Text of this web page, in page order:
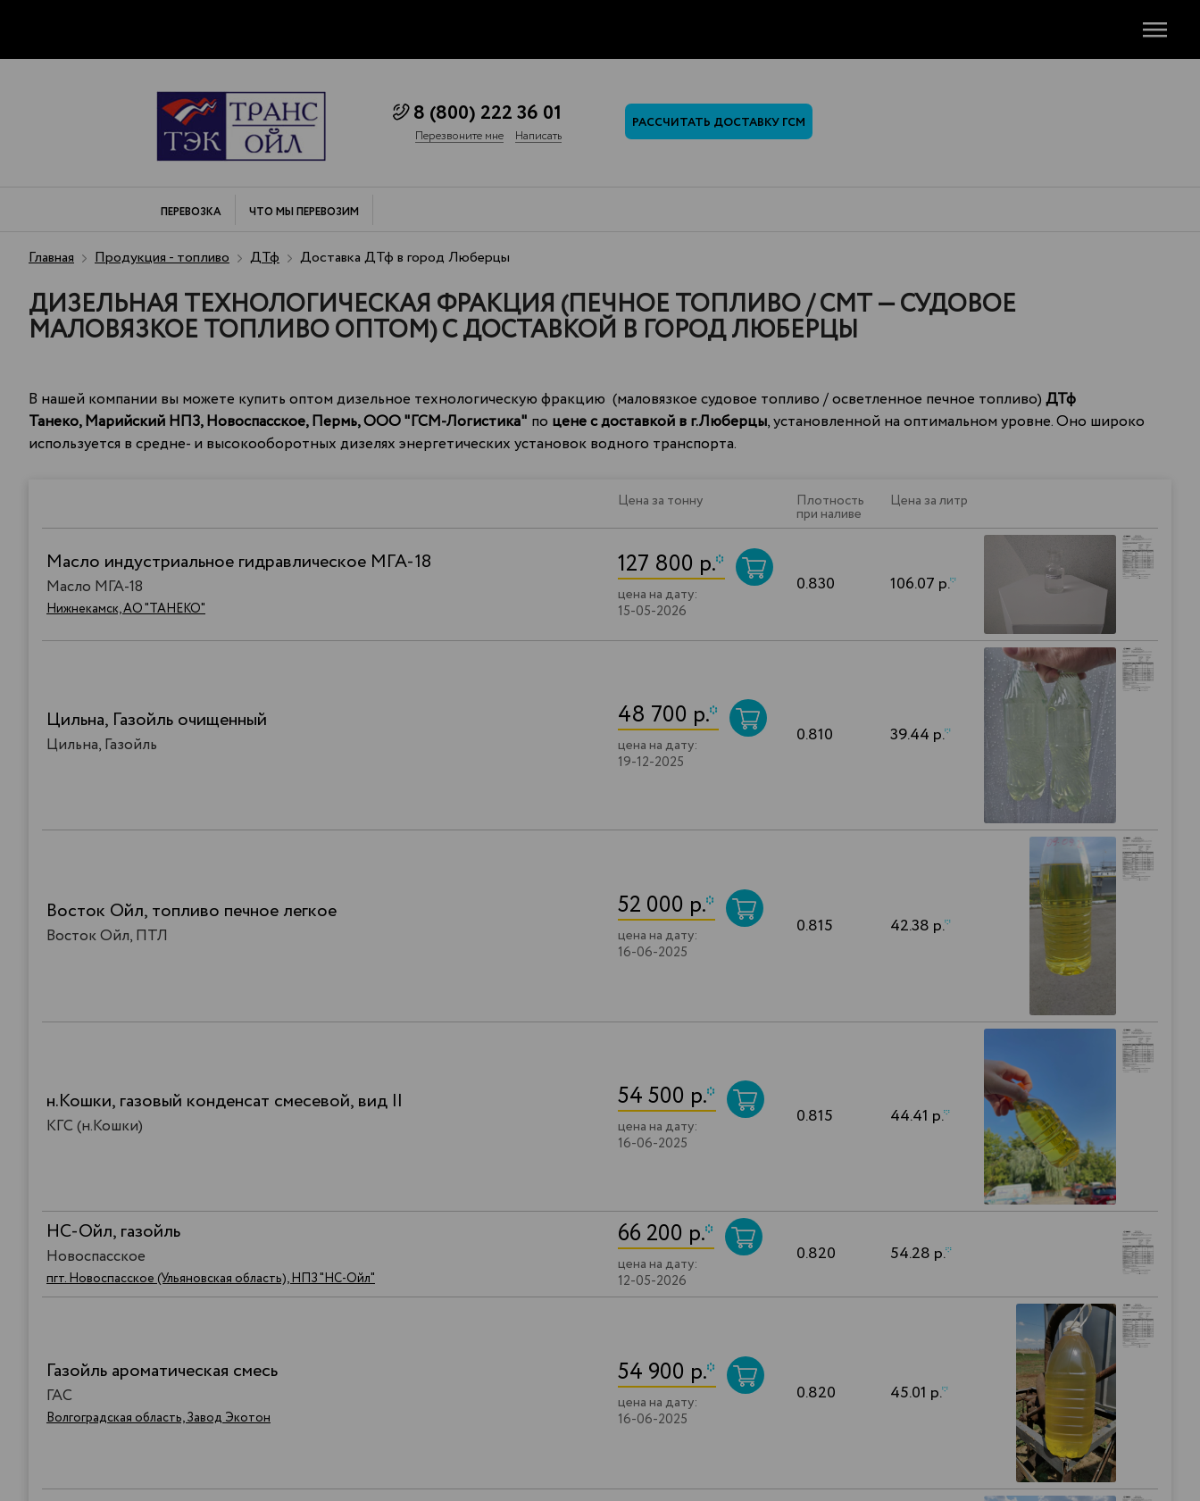
8 (800) 222 36 01
Перезвоните мне Написать
РАССЧИТАТЬ ДОСТАВКУ ГСМ
ПЕРЕВОЗКА ЧТО МЫ ПЕРЕВОЗИМ
Главная Продукция - топливо ДТф Доставка ДТф в город Люберцы
ДИЗЕЛЬНАЯ ТЕХНОЛОГИЧЕСКАЯ ФРАКЦИЯ (ПЕЧНОЕ ТОПЛИВО / СМТ — СУДОВОЕ
МАЛОВЯЗКОЕ ТОПЛИВО ОПТОМ) С ДОСТАВКОЙ В ГОРОД ЛЮБЕРЦЫ
В нашей компании вы можете купить оптом дизельное технологическую фракцию (маловязкое судовое топливо / осветленное печное топливо) ДТф
Танеко,Марийский НПЗ, Новоспасское, Пермь, ООО "ГСМ-Логистика" по цене с доставкой в г.Люберцы, установленной на оптимальном уровне. Оно широко
используется в средне- и высокооборотных дизелях энергетических установок водного транспорта.
Цена за тонну Плотность
при наливе
Цена за литр
Масло индустриальное гидравлическое МГА-18
Масло МГА-18
Нижнекамск, АО "ТАНЕКО"
127 800 р.*
цена на дату:
15-05-2026
0.830 106.07 р.*
Цильна, Газойль очищенный
Цильна, Газойль
48 700 р.*
цена на дату:
19-12-2025
0.810 39.44 р.*
Восток Ойл, топливо печное легкое
Восток Ойл, ПТЛ
52 000 р.*
цена на дату:
16-06-2025
0.815 42.38 р.*
н.Кошки, газовый конденсат смесевой, вид II
КГС (н.Кошки)
54 500 р.*
цена на дату:
16-06-2025
0.815 44.41 р.*
НС-Ойл, газойль
Новоспасское
пгт. Новоспасское (Ульяновская область), НПЗ "НС-Ойл"
66 200 р.*
цена на дату:
12-05-2026
0.820 54.28 р.*
Газойль ароматическая смесь
ГАС
Волгоградская область, Завод Экотон
54 900 р.*
цена на дату:
16-06-2025
0.820 45.01 р.*